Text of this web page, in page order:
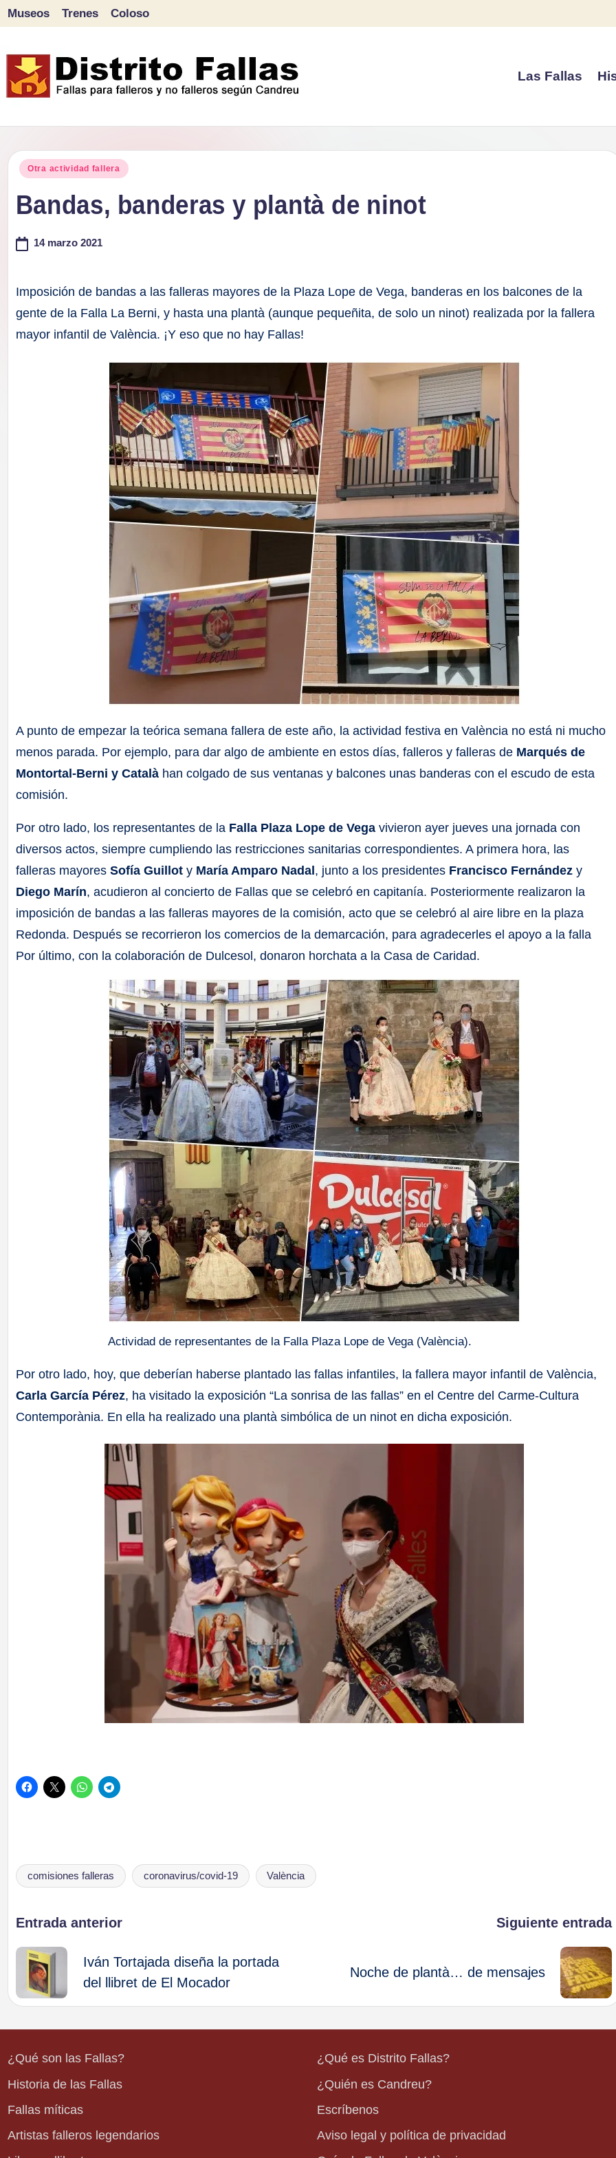
contenido
Museos Trenes Coloso
Las Fallas
Publicado
Otra actividad fallera
Bandas, banderas y plantà de ninot
14 marzo 2021
Imposición de bandas a las falleras mayores de la Plaza Lope de Vega, banderas en los balcones de la
gente de la Falla La Berni, y hasta una plantà (aunque pequeñita, de solo un ninot) realizada por la fallera
mayor infantil de València. ¡Y eso que no hay Fallas!
A punto de empezar la teórica semana fallera de este año, la actividad festiva en València no está ni mucho
menos parada. Por ejemplo, para dar algo de ambiente en estos días, falleros y falleras de Marqués de
Montortal-Berni y Català han colgado de sus ventanas y balcones unas banderas con el escudo de esta
comisión.
Por otro lado, los representantes de la Falla Plaza Lope de Vega vivieron ayer jueves una jornada con
diversos actos, siempre cumpliendo las restricciones sanitarias correspondientes. A primera hora, las
falleras mayores Sofía Guillot y María Amparo Nadal , junto a los presidentes Francisco Fernándezy
Diego Marín, acudieron al concierto de Fallas que se celebró en capitanía. Posteriormente realizaron la
imposición de bandas a las falleras mayores de la comisión, acto que se celebró al aire libre en la plaza
Redonda. Después se recorrieron los comercios de la demarcación, para agradecerles el apoyo a la falla
Por último, con la colaboración de Dulcesol, donaron horchata a la Casa de Caridad.
Actividad de representantes de la Falla Plaza Lope de Vega (València).
Por otro lado, hoy, que deberían haberse plantado las fallas infantiles, la fallera mayor infantil de València,
Carla García Pérez, ha visitado la exposición “La sonrisa de las fallas” en el Centre del Carme-Cultura
Contemporània. En ella ha realizado una plantà simbólica de un ninot en dicha exposición.
Etiquetas:
comisiones falleras coronavirus/covid-19 València
Navegación
de
entradas
Entrada anterior
Iván Tortajada diseña la portada
del llibret de El Mocador
Siguiente entrada
Noche de plantà… de mensajes
¿Qué son las Fallas?
Historia de las Fallas
Fallas míticas
Artistas falleros legendarios
¿Qué es Distrito Fallas?
¿Quién es Candreu?
Escríbenos
Aviso legal y política de privacidad